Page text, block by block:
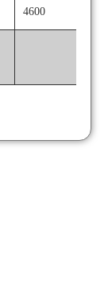
4600